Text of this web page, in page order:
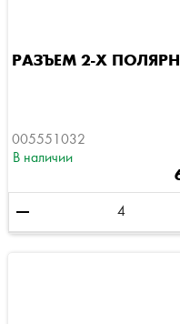
РАЗЪЕМ 2-Х
005551032
В наличии
remove